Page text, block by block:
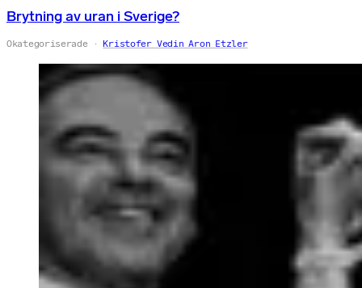
Brytning av uran i Sverige?
Okategoriserade Kristofer Vedin Aron Etzler